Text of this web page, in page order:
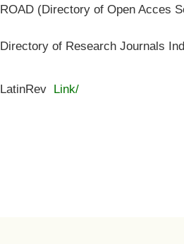
ROAD (Directory of Open Acces
Directory of Research Journals
LatinRev Link/